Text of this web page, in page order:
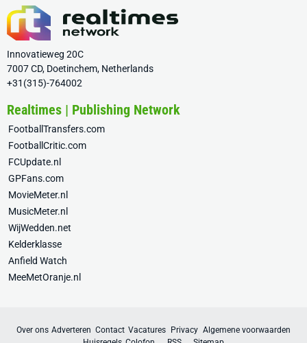
Innovatieweg 20C
7007 CD, Doetinchem, Netherlands
+31(315)-764002
Realtimes | Publishing Network
FootballTransfers.com
FootballCritic.com
FCUpdate.nl
GPFans.com
MovieMeter.nl
MusicMeter.nl
WijWedden.net
Kelderklasse
Anfield Watch
MeeMetOranje.nl
Over ons Adverteren Contact Vacatures Privacy Algemene voorwaarden